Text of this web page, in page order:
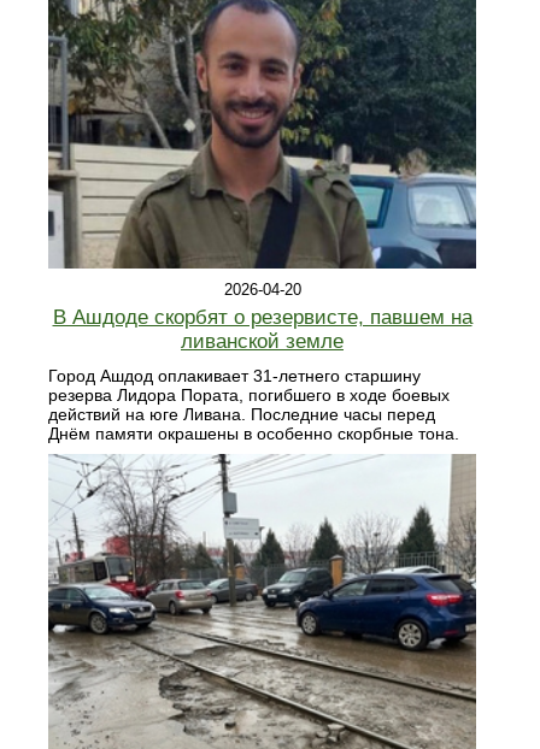
2026-04-20
В Ашдоде скорбят о резервисте, павшем на
ливанской земле
Город Ашдод оплакивает 31-летнего старшину
резерва Лидора Пората, погибшего в ходе боевых
действий на юге Ливана. Последние часы перед
Днём памяти окрашены в особенно скорбные тона.